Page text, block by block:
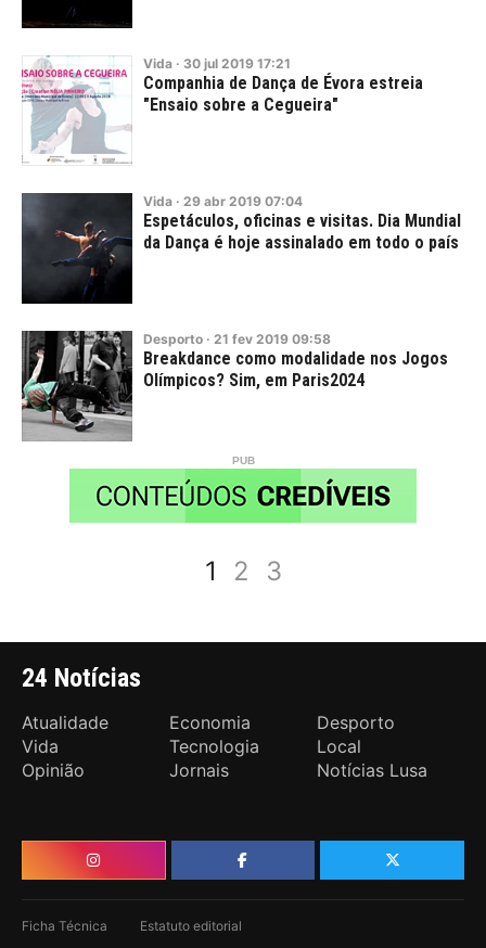
Vida · 30 jul 2019 17:21
Companhia de Dança de Évora estreia
"Ensaio sobre a Cegueira"
Vida · 29 abr 2019 07:04
Espetáculos, oficinas e visitas. Dia Mundial
da Dança é hoje assinalado em todo o país
Desporto · 21 fev 2019 09:58
Breakdance como modalidade nos Jogos
Olímpicos? Sim, em Paris2024
1 2 3
24 Notícias
Atualidade Economia
Desporto
Vida
Tecnologia
Local
Opinião
Jornais Notícias Lusa
Ficha Técnica Estatuto editorial